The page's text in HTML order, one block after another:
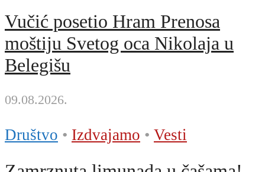
Vučić posetio Hram Prenosa
moštiju Svetog oca Nikolaja u
Belegišu
09.08.2026.
Društvo • Izdvajamo • Vesti